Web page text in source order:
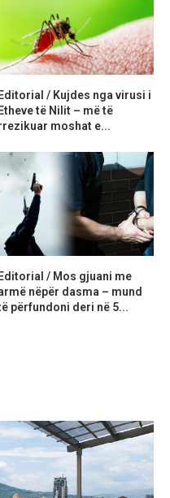
Editorial / Kujdes nga virusi i
Etheve të Nilit – më të
moshat e...
Editorial / Mos gjuani me
nëpër dasma – mund
përfundoni deri në 5...